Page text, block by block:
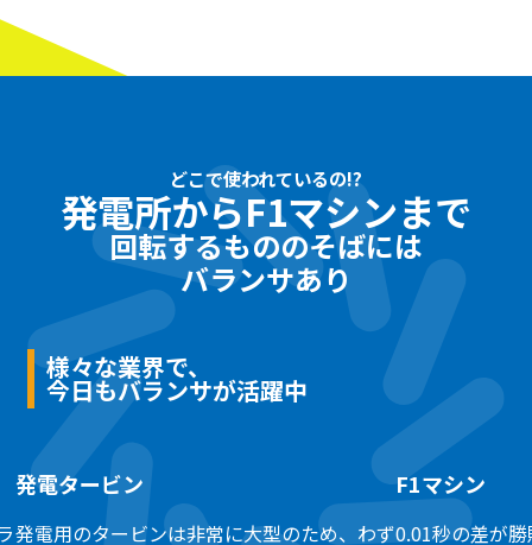
どこで使われているの!?
発電所からF1マシンまで
回転するもののそばには
バランサあり
様々な業界で、
今日もバランサが活躍中
発電タービン
発電用のタービンは非常に大型のため、わず
F1マシン
0.01秒の差が